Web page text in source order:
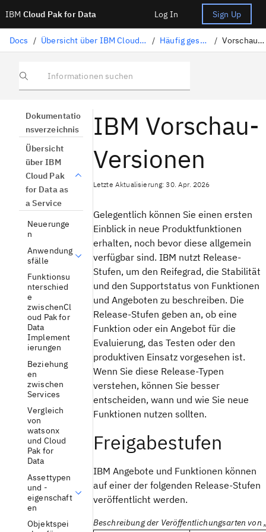
IBM Cloud Pak for Data Log In Sign Up
Docs / Übersicht über IBM Cloud Pak for Data as a Service / Häufig gestellte Fragen / Vorschau-Versionen
Informationen suchen
Dokumentatio
nsverzeichnis
Übersicht
über IBM
Cloud Pak
for Data as
a Service
Neuerunge
n
Anwendung
sfälle
Funktionsu
nterschied
e
zwischenCl
oud Pak for
Data
Implement
ierungen
Beziehung
en
zwischen
Services
Vergleich
von
watsonx
und Cloud
Pak for
Data
Assettypen
und -
eigenschaft
en
Objektspei
IBM Vorschau-
Versionen
Letzte Aktualisierung: 30. Apr. 2026
Gelegentlich können Sie einen ersten
Einblick in neue Produktfunktionen
erhalten, noch bevor diese allgemein
verfügbar sind. IBM nutzt Release-
Stufen, um den Reifegrad, die Stabilität
und den Supportstatus von Funktionen
und Angeboten zu beschreiben. Die
Release-Stufen geben an, ob eine
Funktion oder ein Angebot für die
Evaluierung, das Testen oder den
produktiven Einsatz vorgesehen ist.
Wenn Sie diese Release-Typen
verstehen, können Sie besser
entscheiden, wann und wie Sie neue
Funktionen nutzen sollten.
Freigabestufen
IBM Angebote und Funktionen können
auf einer der folgenden Release-Stufen
veröffentlicht werden.
Beschreibung der Veröffentlichungsarten